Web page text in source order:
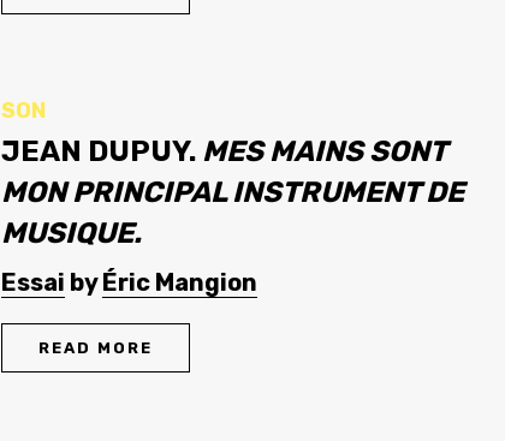
SON
JEAN DUPUY. MES MAINS SONT
MON PRINCIPAL INSTRUMENT DE
MUSIQUE.
Essai byÉric Mangion
READ MORE